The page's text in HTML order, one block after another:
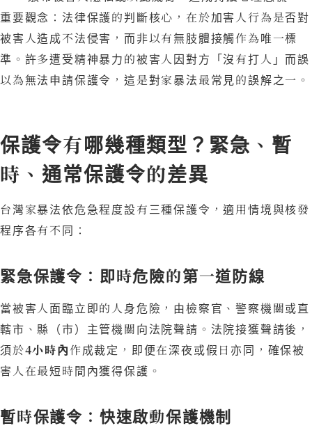
重要觀念：法律保護的判斷核心，在於加害人行為是否對
被害人造成不法侵害，而非以有無肢體接觸作為唯一標
準。許多遭受精神暴力的被害人因對方「沒有打人」而誤
以為無法申請保護令，這是對家暴法最常見的誤解之一。
保護令有哪幾種類型？緊急、暫
時、通常保護令的差異
台灣家暴法依危急程度設有三種保護令，適用情境與核發
程序各有不同：
緊急保護令：即時危險的第一道防線
當被害人面臨立即的人身危險，由檢察官、警察機關或直
轄市、縣（市）主管機關向法院聲請。法院接獲聲請後，
須於4小時內作成裁定，即便在深夜或假日亦同，確保被
害人在最短時間內獲得保護。
暫時保護令：快速啟動保護機制